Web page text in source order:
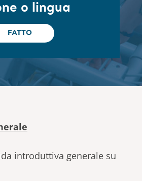
o lingua
FATTO
e contatta il supporto
introduttiva generale su